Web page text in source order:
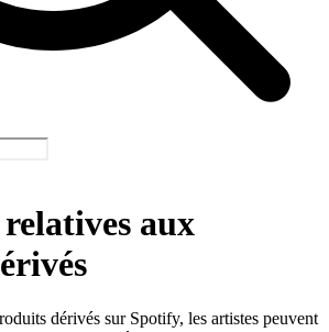
aux
dérivés sur Spotify, les artistes peuvent